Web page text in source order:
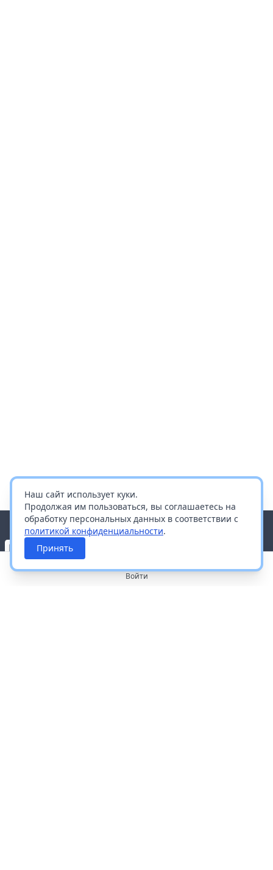
Наш сайт использует куки.
Продолжая им пользоваться, вы соглашаетесь на
обработку персональных данных в соответствии с
политикой конфиденциальности.
Принять
Войти